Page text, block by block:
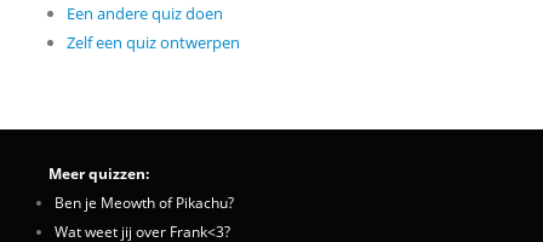
Een andere quiz doen
Zelf een quiz ontwerpen
Meer quizzen:
Ben je Meowth of Pikachu?
Wat weet jij over Frank<3?